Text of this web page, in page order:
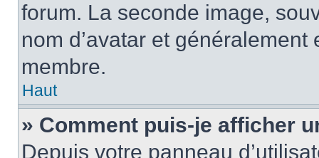
forum. La seconde image,
nom d’avatar et
membre.
Haut
» Comment puis-je afficher
Depuis votre panneau